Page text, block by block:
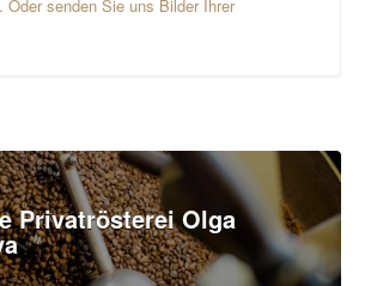
Oder senden Sie uns Bilder Ihrer
Privatrösterei Olga